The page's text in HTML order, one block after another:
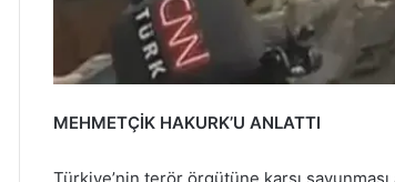
MEHMETÇİK HAKURK’U ANLATTI
Türkiye’nin terör örgütüne karşı savunması